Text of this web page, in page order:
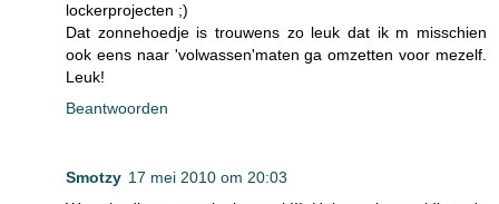
lockerprojecten ;)
Dat zonnehoedje is trouwens zo leuk dat ik m misschien
ook eens naar 'volwassen'maten ga omzetten voor mezelf.
Leuk!
Beantwoorden
Smotzy 17 mei 2010 om 20:03